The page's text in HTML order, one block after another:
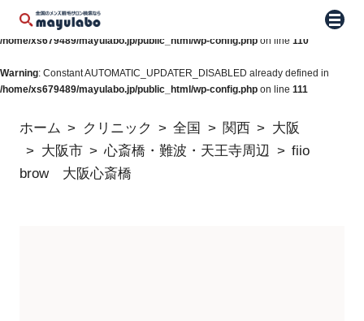
Warning: Constant WP_AUTO_UPDATE_CORE already defined in
/home/xs679489/mayulabo.jp/public_html/wp-config.php on line 110
Warning: Constant AUTOMATIC_UPDATER_DISABLED already defined in
/home/xs679489/mayulabo.jp/public_html/wp-config.php on line 111
メニ
ホーム クリニック 全国 関西
大阪
大阪市
心斎橋・難波・天王寺周辺
fiio
brow 大阪心斎橋